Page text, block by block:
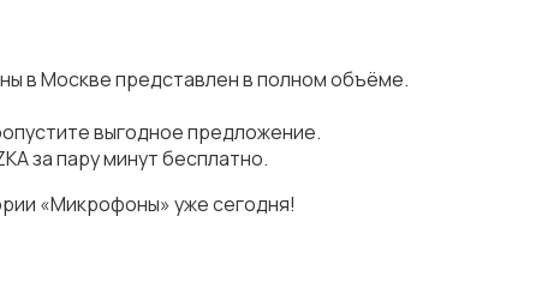
в Москве представлен в полном объёме.
выгодное предложение.
за пару минут бесплатно.
«Микрофоны» уже сегодня!